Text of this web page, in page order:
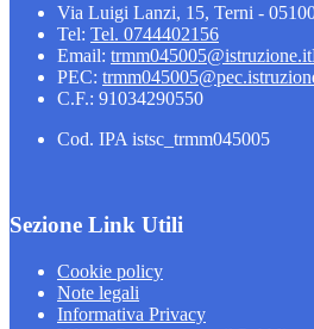
Via Luigi Lanzi, 15, Terni -
Tel: Tel. 0744402156
Email: trmm045005@istruzione.it
PEC:
C.F.: 91034290550
Cod. IPA istsc_trmm045005
Sezione Link Utili
Cookie policy
Note legali
Informativa Privacy